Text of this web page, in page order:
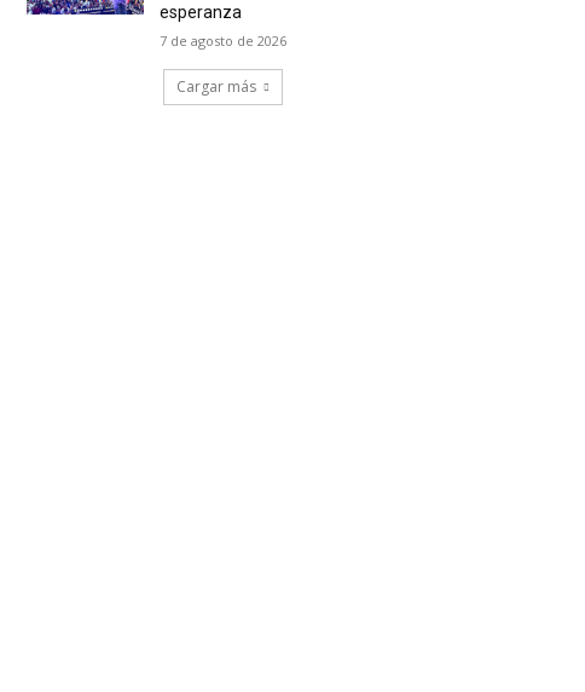
esperanza
7 de agosto de 2026
Cargar más